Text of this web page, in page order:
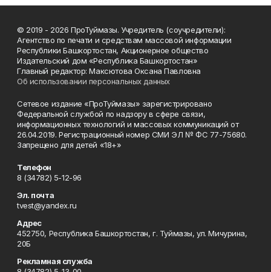
© 2019 - 2026 ПроТуймазы. Учредитель (соучредители):
Агентство по печати и средствам массовой информации
Республики Башкортостан, Акционерное общество
Издательский дом «Республика Башкортостан»
Главный редактор: Максютова Оксана Павловна
Об использовании персональных данных
Сетевое издание «ПроТуймазы» зарегистрировано
Федеральной службой по надзору в сфере связи,
информационных технологий и массовых коммуникаций от
26.04.2019. Регистрационный номер СМИ ЭЛ № ФС 77-75680.
Запрещено для детей «18+»
Телефон
8 (34782) 5-12-96
Эл. почта
tvest@yandex.ru
Адрес
452750, Республика Башкортостан, г. Туймазы, ул. Мичурина,
20Б
Рекламная служба